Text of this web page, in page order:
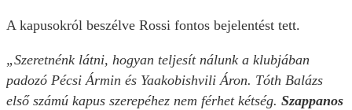
A kapusokról beszélve Rossi fontos bejelentést tett.
„Szeretnénk látni, hogyan teljesít nálunk a klubjában
padozó Pécsi Ármin és Yaakobishvili Áron. Tóth Balázs
első számú kapus szerepéhez nem férhet kétség. Szappanos